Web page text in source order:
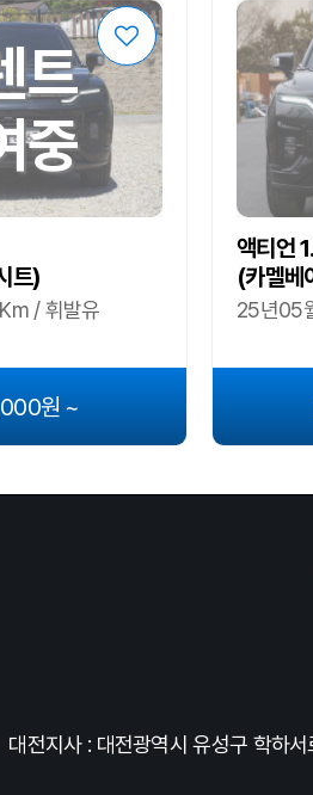
트
중
트)
/ 휘발유
원 ~
액티언
(카멜베
25년05
대전지사 : 대전광역시 유성구 학하